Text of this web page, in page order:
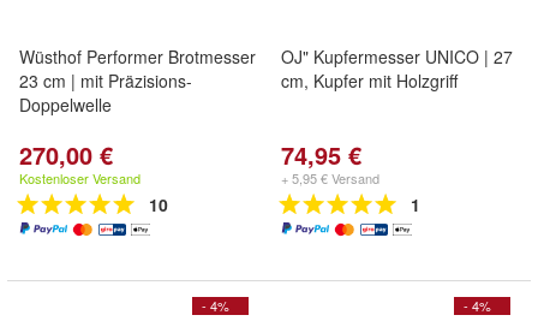
Wüsthof Performer Brotmesser
23 cm | mit Präzisions-
Doppelwelle
270,00 €
Kostenloser Versand
10
OJ" Kupfermesser UNICO | 27
cm, Kupfer mit Holzgriff
74,95 €
+ 5,95 € Versand
1
- 4% - 4%